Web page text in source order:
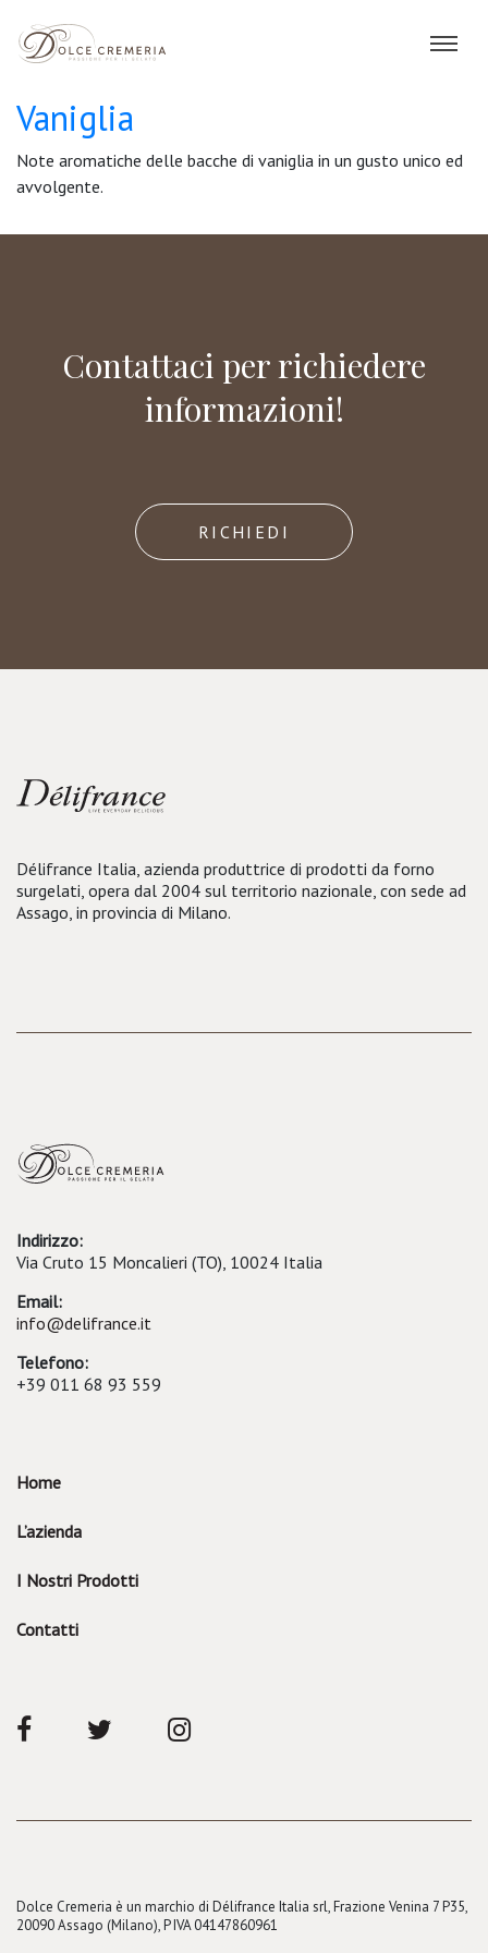
Vaniglia
Note aromatiche delle bacche di vaniglia in un gusto unico ed
avvolgente.
Contattaci per richiedere
informazioni!
RICHIEDI
Délifrance Italia, azienda produttrice di prodotti da forno
surgelati, opera dal 2004 sul territorio nazionale, con sede ad
Assago, in provincia di Milano.
Indirizzo:
Via Cruto 15 Moncalieri (TO), 10024 Italia
Email:
info@delifrance.it
Telefono:
+39 011 68 93 559
Home
L’azienda
I Nostri Prodotti
Contatti
Dolce Cremeria è un marchio di Délifrance Italia srl, Frazione Venina 7 P35,
20090 Assago (Milano), P IVA 04147860961